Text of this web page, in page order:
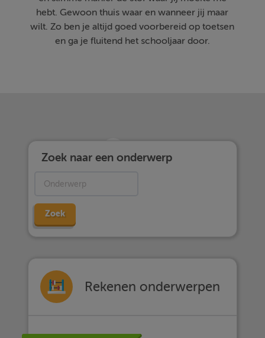
hebt. Gewoon thuis waar en wanneer jij maar
wilt. Zo ben je altijd goed voorbereid op toetsen
en ga je fluitend het schooljaar door.
Zoek naar een onderwerp
Zoek
Rekenen onderwerpen